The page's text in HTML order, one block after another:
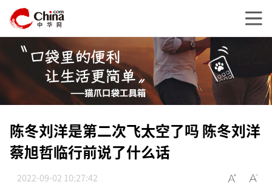
陈冬刘洋是第二次飞太空了吗 陈冬刘洋
蔡旭哲临行前说了什么话
2022-09-02 10:27:42